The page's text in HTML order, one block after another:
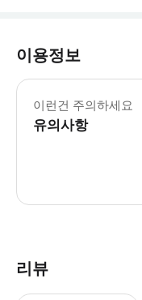
이용정보
이런건 주의하세요
유의사항
리뷰